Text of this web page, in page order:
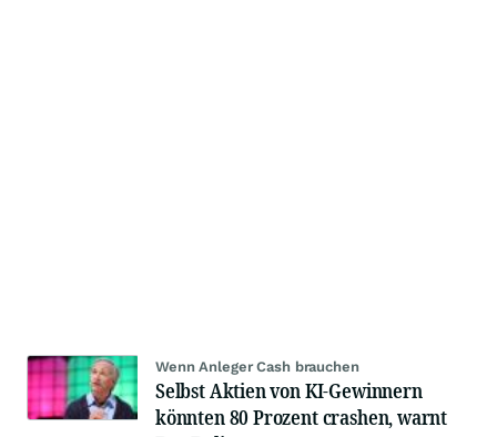
Wenn Anleger Cash brauchen
Selbst Aktien von KI-Gewinnern
könnten 80 Prozent crashen, warnt